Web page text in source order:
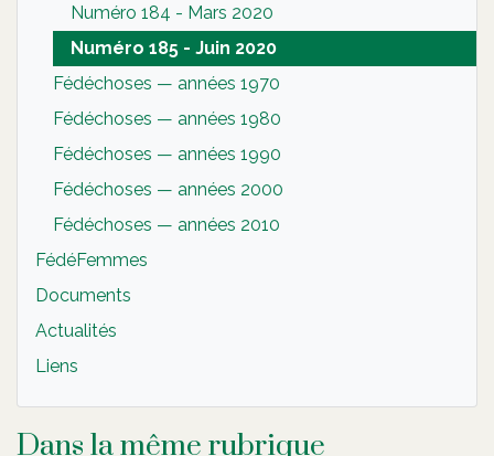
Numéro 184 - Mars 2020
Numéro 185 - Juin 2020
Fédéchoses — années 1970
Fédéchoses — années 1980
Fédéchoses — années 1990
Fédéchoses — années 2000
Fédéchoses — années 2010
FédéFemmes
Documents
Actualités
Liens
Dans la même rubrique